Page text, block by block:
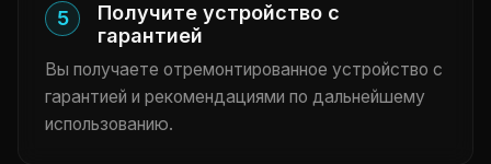
5
Получите устройство с
гарантией
Вы получаете отремонтированное устройство с
гарантией и рекомендациями по дальнейшему
использованию.